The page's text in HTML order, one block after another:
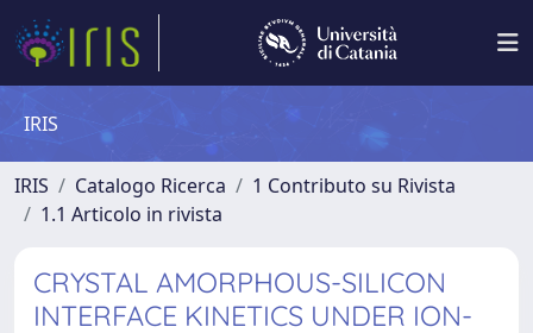
IRIS
IRIS Catalogo Ricerca
1 Contributo su Rivista
1.1 Articolo in rivista
CRYSTAL AMORPHOUS-SILICON
INTERFACE KINETICS UNDER ION-